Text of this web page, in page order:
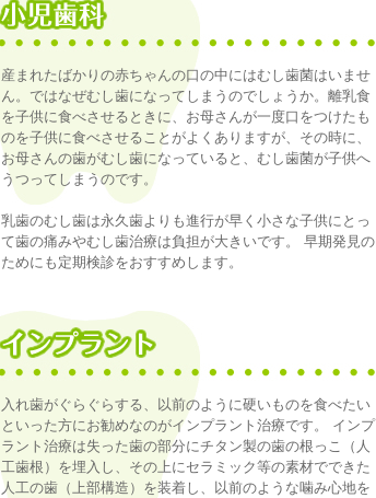
産まれたばかりの赤ちゃんの口の中にはむし歯菌はいませ
ん。ではなぜむし歯になってしまうのでしょうか。離乳食
を子供に食べさせるときに、お母さんが一度口をつけたも
のを子供に食べさせることがよくありますが、その時に、
お母さんの歯がむし歯になっていると、むし歯菌が子供へ
うつってしまうのです。
乳歯のむし歯は永久歯よりも進行が早く小さな子供にとっ
て歯の痛みやむし歯治療は負担が大きいです。 早期発見の
ためにも定期検診をおすすめします。
入れ歯がぐらぐらする、以前のように硬いものを食べたい
といった方にお勧めなのがインプラント治療です。 インプ
ラント治療は失った歯の部分にチタン製の歯の根っこ（人
工歯根）を埋入し、その上にセラミック等の素材でできた
人工の歯（上部構造）を装着し、以前のような噛み心地を